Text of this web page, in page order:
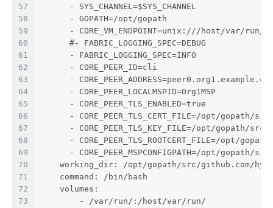
57
58
59
60
61
62
63
64
65
66
67
68
69
70
71
72
73
      - SYS_CHANNEL=$SYS_CHANNEL
      - GOPATH=/opt/gopath
- CORE_VM_ENDPOINT=unix:///host/var/run/
      #- FABRIC_LOGGING_SPEC=DEBUG
      - FABRIC_LOGGING_SPEC=INFO
      - CORE_PEER_ID=cli
-
      - CORE_PEER_LOCALMSPID=Org1MSP
      - CORE_PEER_TLS_ENABLED=true
- CORE_PEER_TLS_CERT_FILE=/opt/gopath/
- CORE_PEER_TLS_KEY_FILE=/opt/gopath/
- CORE_PEER_TLS_ROOTCERT_FILE=/opt/
- CORE_PEER_MSPCONFIGPATH=/opt/gopath/
working_dir: /opt/gopath/src/github.com/
    command: /bin/bash
    volumes:
        - /var/run/:/host/var/run/